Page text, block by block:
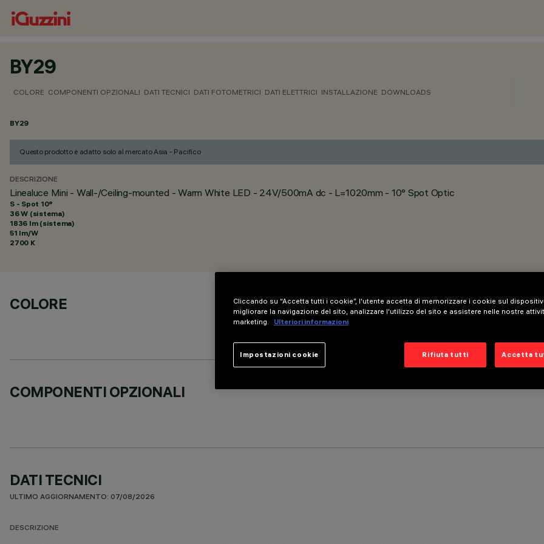
BY29
COLORE COMPONENTI OPZIONALI DATI TECNICI DATI FOTOMETRICI DATI ELETTRICI INSTALLAZIONE DOWNLOADS
BY29
Questo prodotto è adatto solo al mercato Asia - Pacifico
DESCRIZIONE
Linealuce Mini - Wall-/Ceiling-mounted - Warm White LED - 24V/500mA dc - L=1020mm - 10° Spot Optic
S - Spot 10°
36 W (sistema)
1836 lm (sistema)
51 lm/W
2700 K
COLORE
COMPONENTI OPZIONALI
DATI TECNICI
ULTIMO AGGIORNAMENTO: 07/08/2026
DESCRIZIONE
Cliccando su “Accetta tutti i cookie”, l'utente accetta di memorizzare i cookie sul
migliorare la navigazione del sito, analizzare l'utilizzo del sito e assistere nelle nostre
marketing.
Ulteriori informazioni
Rifiuta tutti Accetta
Impostazioni cookie